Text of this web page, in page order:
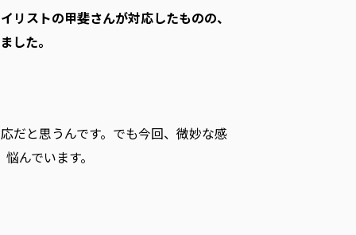
ストの甲斐さんが対応したものの、
した。
だと思うんです。でも今回、微妙な感
んでいます。